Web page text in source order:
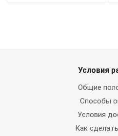
Условия
Общие
Способы
Условия
Как